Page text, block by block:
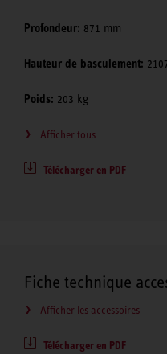
Profondeur: 871 mm
Hauteur de basculement:
Poids: 203 kg
Afficher tous
Télécharger en PDF
Fiche technique
Afficher les accessoires
Télécharger en PDF